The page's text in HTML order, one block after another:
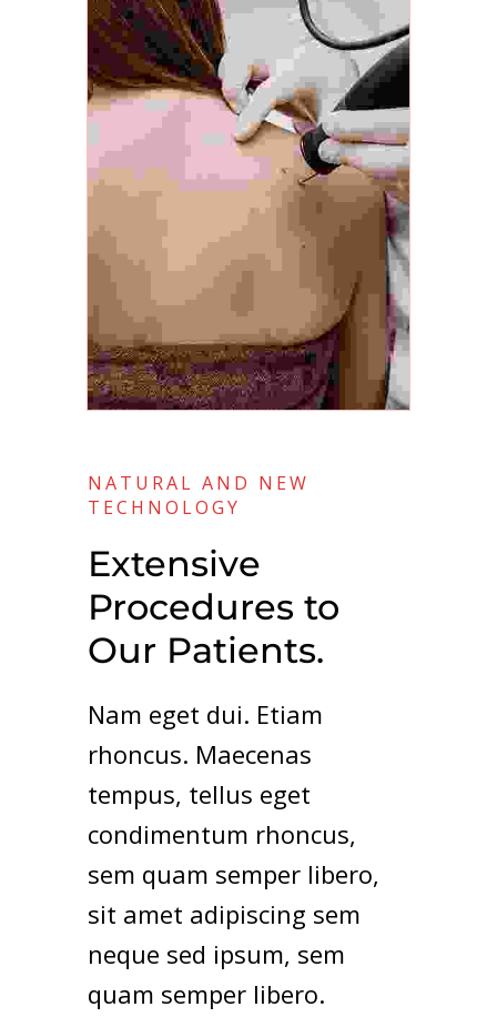
NATURAL AND NEW
TECHNOLOGY
Extensive
Procedures to
Our Patients.
Nam eget dui. Etiam
rhoncus. Maecenas
tempus, tellus eget
condimentum rhoncus,
sem quam semper libero,
sit amet adipiscing sem
neque sed ipsum, sem
quam semper libero.